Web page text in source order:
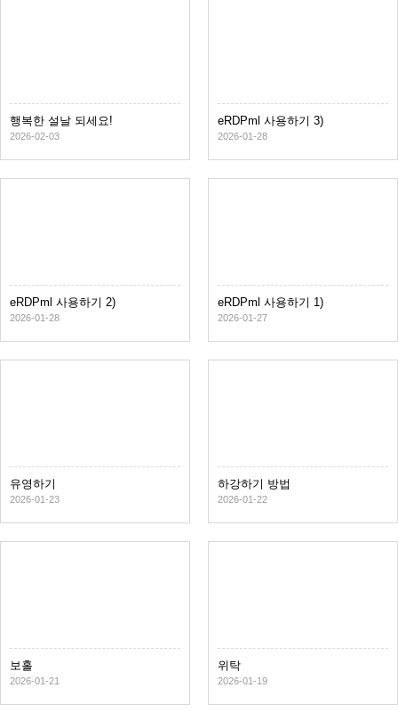
행복한 설날 되세요!
2026-02-03
eRDPml 사용하기 3)
2026-01-28
eRDPml 사용하기 2)
2026-01-28
eRDPml 사용하기 1)
2026-01-27
유영하기
2026-01-23
하강하기 방법
2026-01-22
보홀
2026-01-21
위탁
2026-01-19